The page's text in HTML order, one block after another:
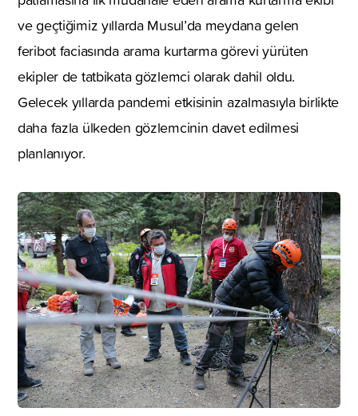
ve geçtiğimiz yıllarda Musul’da meydana gelen
feribot faciasında arama kurtarma görevi yürüten
ekipler de tatbikata gözlemci olarak dahil oldu.
Gelecek yıllarda pandemi etkisinin azalmasıyla birlikte
daha fazla ülkeden gözlemcinin davet edilmesi
planlanıyor.